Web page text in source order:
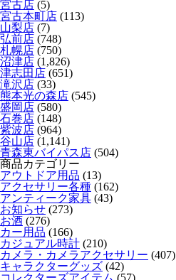
宮古店 (5)
宮古本町店 (113)
山梨店 (7)
弘前店 (748)
札幌店 (750)
沼津店 (1,826)
津志田店 (651)
滝沢店 (33)
熊本光の森店 (545)
盛岡店 (580)
石巻店 (148)
紫波店 (964)
谷山店 (1,141)
青森東バイパス店 (504)
商品カテゴリー
アウトドア用品 (13)
アクセサリー各種 (162)
アンティーク家具 (43)
お知らせ (273)
お酒 (276)
カー用品 (166)
カジュアル時計 (210)
カメラ・カメラアクセサリー (407)
キャラクターグッズ (42)
コレクターズアイテム (57)